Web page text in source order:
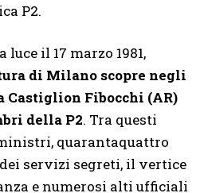
P2.
il 17 marzo 1981,
di Milano scopre negli
Fibocchi (AR)
della P2. Tra questi
quarantaquattro
servizi segreti, il vertice
e numerosi alti ufficiali